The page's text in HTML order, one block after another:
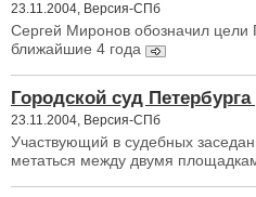
23.11.2004, Версия-СПб
Сергей Миронов обозначил
ближайшие 4 года
Городской суд Петербурга
23.11.2004, Версия-СПб
Участвующий в судебных
метаться между двумя